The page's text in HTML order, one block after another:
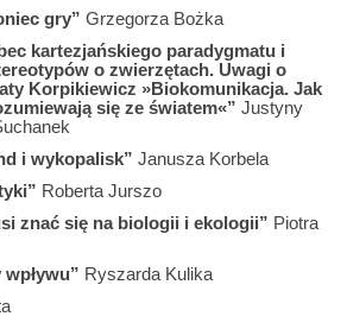
gry” Grzegorza Bożka
kartezjańskiego paradygmatu i
o zwierzętach. Uwagi o
Korpikiewicz »Biokomunikacja. Jak
się ze światem«” Justyny
i wykopalisk” Janusza Korbela
Roberta Jurszo
znać się na biologii i ekologii” Piotra
Ryszarda Kulika